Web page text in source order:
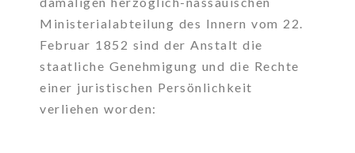
Ministerialabteilung des Innern vom 22.
Februar 1852 sind der Anstalt die
staatliche Genehmigung und die Rechte
einer juristischen Persönlichkeit
verliehen worden: